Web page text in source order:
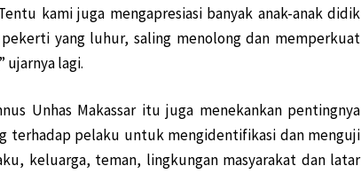
kami juga mengapresiasi banyak anak-anak didik
yang luhur, saling menolong dan memperkuat
ujarnya lagi.
Unhas Makassar itu juga menekankan pentingnya
terhadap pelaku untuk mengidentifikasi dan menguji
keluarga, teman, lingkungan masyarakat dan latar